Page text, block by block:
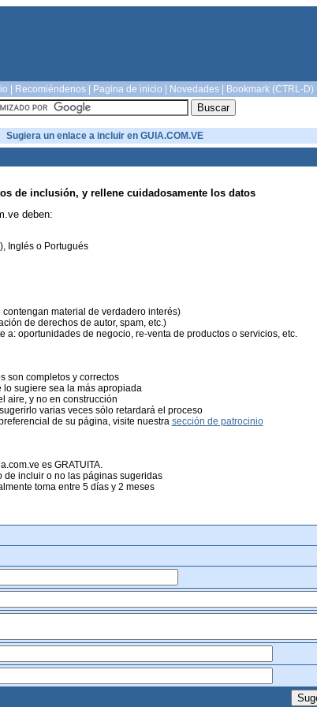
Recomiéndenos| Pagina de inicio Novedades| Bookmark (CTRL-D)
Sugiera un enlace a incluir en GUIA.COM.VE
de inclusión, y rellene cuidadosamente los datos
deben:
Inglés o Portugués
material de verdadero interés)
de derechos de autor, spam, etc.)
a: oportunidades de negocio, re-venta de productos o servicios, etc.
son completos y correctos
sugiere sea la más apropiada
aire, y no en construcción
varias veces sólo retardará el proceso
de su página, visite nuestra sección de patrocinio
es GRATUITA.
de incluir o no las páginas sugeridas
toma entre 5 días y 2 meses